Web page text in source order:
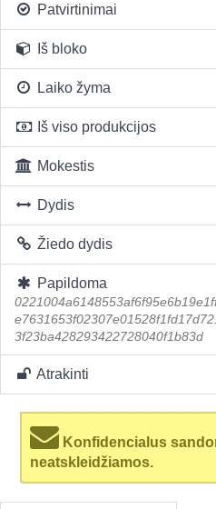
Patvirtinimai
Iš bloko
Laiko žyma
Iš viso produkcijos
Mokestis
Dydis
Žiedo dydis
Papildoma
3f23ba428293422728040f1b83d
Atrakinti
Konfidencialus
neatskleidžiamos.